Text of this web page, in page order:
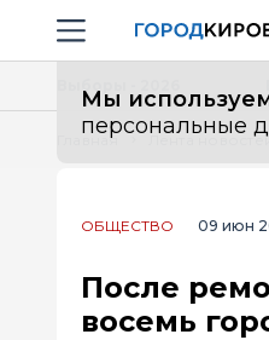
Навигация сайта
Мы
персональные
Главная Лента новостей
ОБЩЕСТВО 09 июн
После
восемь